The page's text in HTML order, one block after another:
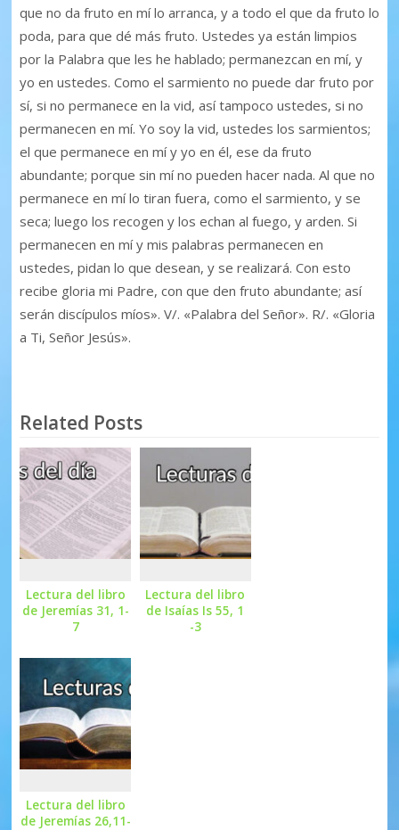
que no da fruto en mí lo arranca, y a todo el que da fruto lo
poda, para que dé más fruto. Ustedes ya están limpios
por la Palabra que les he hablado; permanezcan en mí, y
yo en ustedes. Como el sarmiento no puede dar fruto por
sí, si no permanece en la vid, así tampoco ustedes, si no
permanecen en mí. Yo soy la vid, ustedes los sarmientos;
el que permanece en mí y yo en él, ese da fruto
abundante; porque sin mí no pueden hacer nada. Al que no
permanece en mí lo tiran fuera, como el sarmiento, y se
seca; luego los recogen y los echan al fuego, y arden. Si
permanecen en mí y mis palabras permanecen en
ustedes, pidan lo que desean, y se realizará. Con esto
recibe gloria mi Padre, con que den fruto abundante; así
serán discípulos míos». V/. «Palabra del Señor». R/. «Gloria
a Ti, Señor Jesús».
Related Posts
Lectura del libro
de Jeremías 31, 1-
7
Lectura del libro
de Isaías Is 55, 1
-3
Lectura del libro
de Jeremías 26,11-